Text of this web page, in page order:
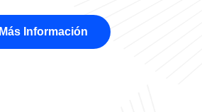
Más Información